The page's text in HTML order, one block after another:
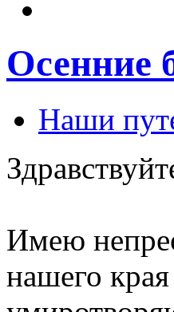
Осенние
Наши
Имею
нашего